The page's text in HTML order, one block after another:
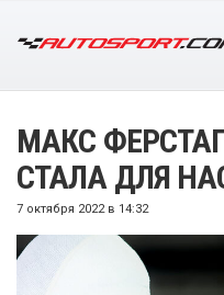
МАКС
СТАЛА ДЛЯ
7 октября 2022 в 14:32